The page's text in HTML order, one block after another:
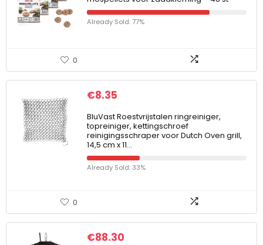
Already Sold: 77%
0
€8.35
BluVast Roestvrijstalen ringreiniger,
topreiniger, kettingschroef
reinigingsschraper voor Dutch Oven grill,
14,5 cm x 11…
Already Sold: 33%
0
€88.30